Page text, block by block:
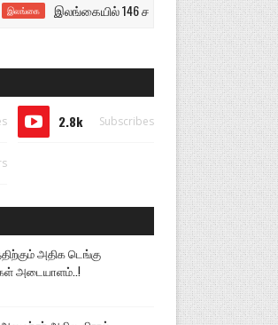
இலங்கையில் 146 சட்டவிரோத சூதாட்ட
2.8k Subscribes
அதிக டெங்கு
அடையாளம்..!